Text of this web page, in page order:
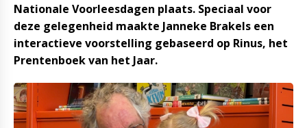
Nationale Voorleesdagen plaats. Speciaal voor
deze gelegenheid maakte Janneke Brakels een
interactieve voorstelling gebaseerd op Rinus, het
Prentenboek van het Jaar.